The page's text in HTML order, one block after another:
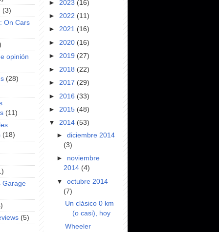
(3)
On Cars
opinión
(28)
(11)
(18)
Garage
(5)
► 2023 (16)
► 2022 (11)
► 2021 (16)
► 2020 (16)
► 2019 (27)
► 2018 (22)
► 2017 (29)
► 2016 (33)
► 2015 (48)
▼ 2014 (53)
►diciembre 2014
(3)
► noviembre
2014 (4)
▼octubre 2014
(7)
Un clásico 0 km
(o casi), hoy
Wheeler